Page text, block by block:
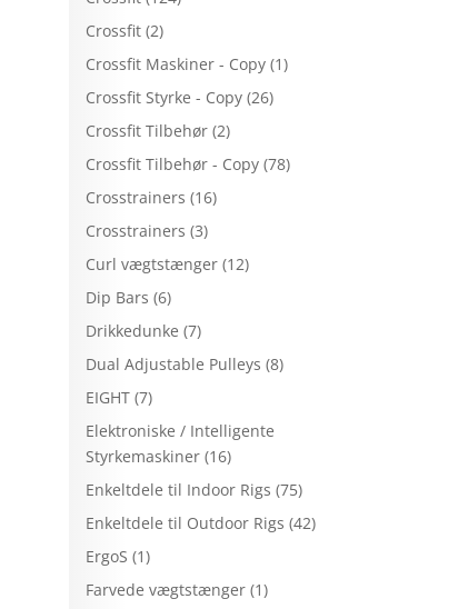
Crossfit (2)
Crossfit Maskiner - Copy (1)
Crossfit Styrke - Copy (26)
Crossfit Tilbehør (2)
Crossfit Tilbehør - Copy (78)
Crosstrainers (16)
Crosstrainers (3)
Curl vægtstænger (12)
Dip Bars (6)
Drikkedunke (7)
Dual Adjustable Pulleys (8)
EIGHT (7)
Elektroniske / Intelligente
Styrkemaskiner (16)
Enkeltdele til Indoor Rigs (75)
Enkeltdele til Outdoor Rigs (42)
ErgoS (1)
Farvede vægtstænger (1)